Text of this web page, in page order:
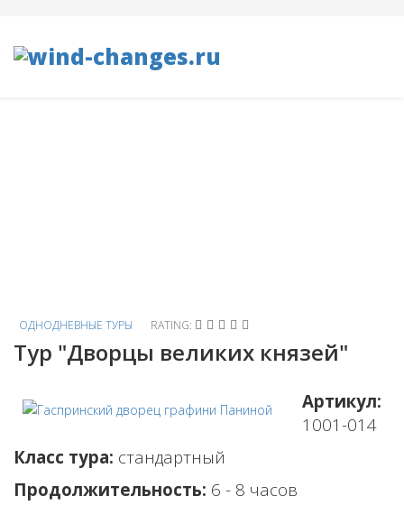
ОДНОДНЕВНЫЕ ТУРЫ RATING:
Тур "Дворцы великих князей"
Артикул:
1001-014
Класс тура: стандартный
Продолжительность: 6 - 8 часов